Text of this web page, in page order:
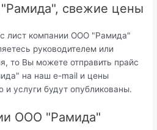
свежие цены
лист компании ООО "Рамида"
руководителем или
то Вы можете отправить прайс
на наш e-mail и цены
услуги будут опубликованы.
ООО "Рамида"